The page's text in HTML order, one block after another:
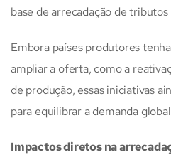
base de arrecadação de tributos
Embora países produtores
ampliar a oferta, como a
de produção, essas iniciativas
para equilibrar a demanda
Impactos diretos na